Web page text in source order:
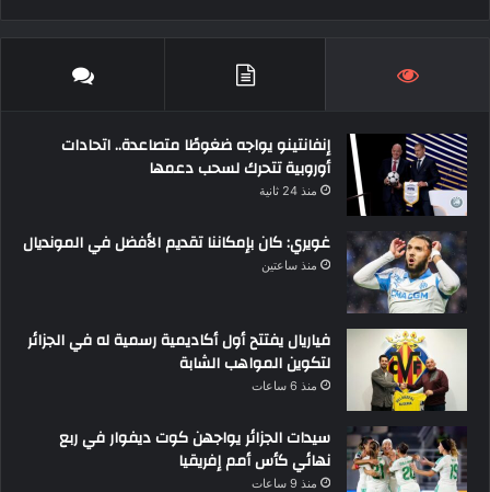
إنفانتينو يواجه ضغوطًا متصاعدة.. اتحادات
أوروبية تتحرك لسحب دعمها
منذ 24 ثانية
غويري: كان بإمكاننا تقديم الأفضل في المونديال
منذ ساعتين
فياريال يفتتح أول أكاديمية رسمية له في الجزائر
لتكوين المواهب الشابة
منذ 6 ساعات
سيدات الجزائر يواجهن كوت ديفوار في ربع
نهائي كأس أمم إفريقيا
منذ 9 ساعات